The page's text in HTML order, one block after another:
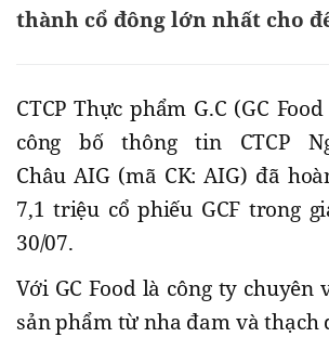
thành cổ đông lớn nhất cho
CTCP Thực phẩm G.C (GC
công bố thông tin CTCP
Châu AIG (mã CK: AIG) đã
7,1 triệu cổ phiếu GCF trong
30/07.
Với GC Food là công ty chuyên
sản phẩm từ nha đam và thạch